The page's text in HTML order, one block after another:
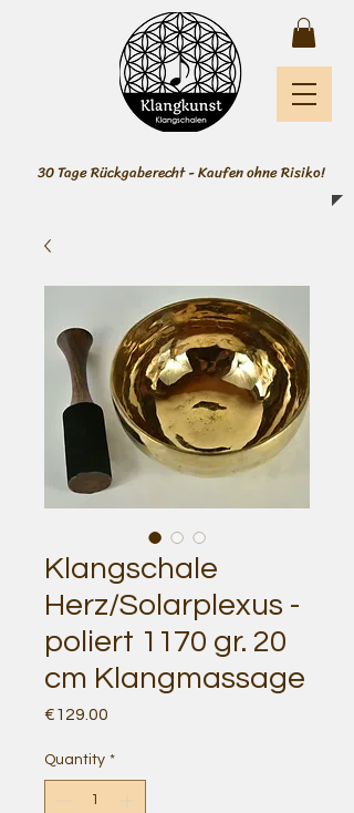
30 Tage Rückgaberecht - Kaufen ohne Risiko!
Klangschale
Herz/Solarplexus -
poliert 1170 gr. 20
cm Klangmassage
€129.00
Quantity *